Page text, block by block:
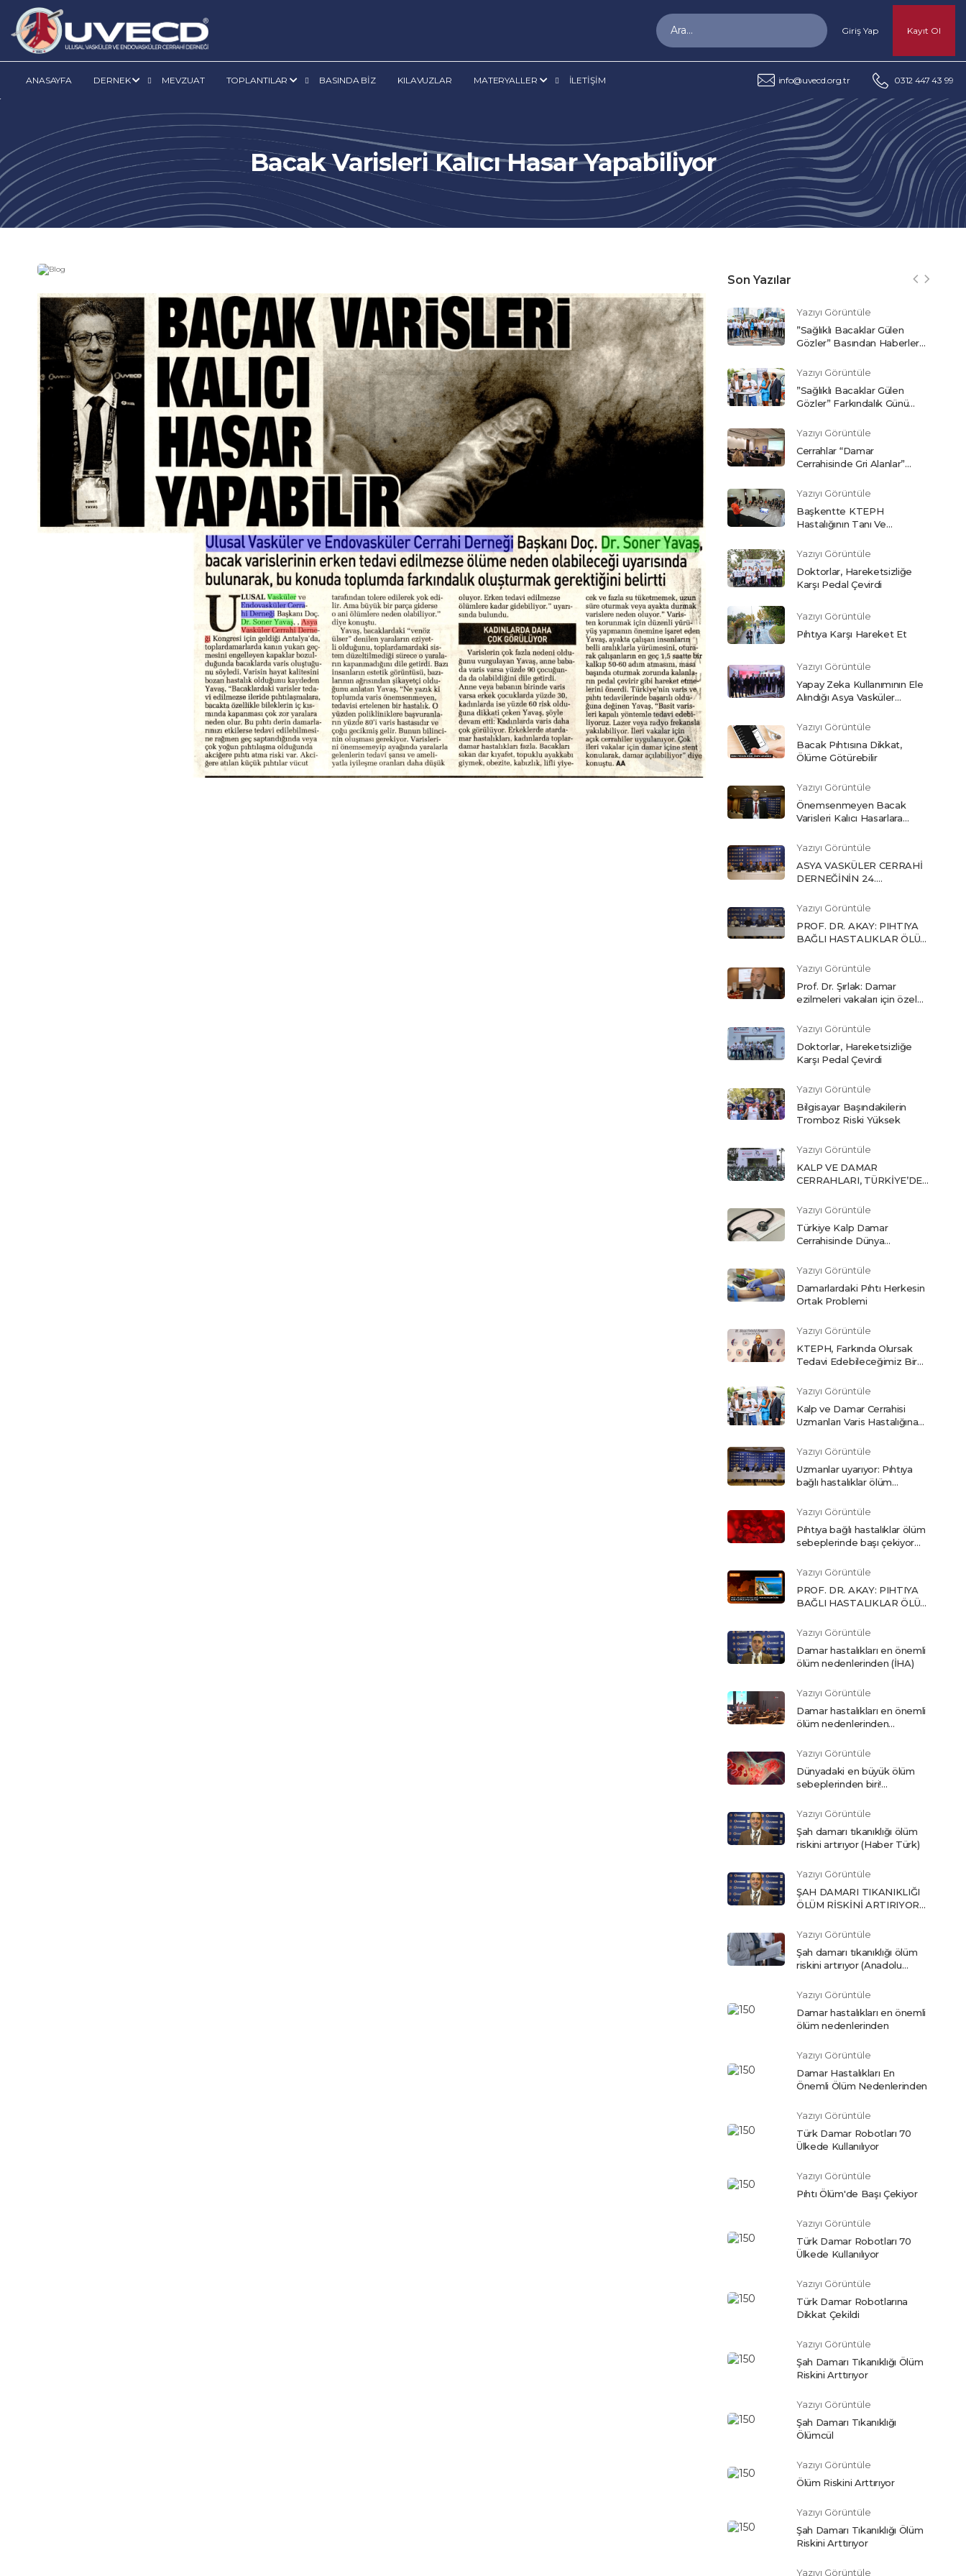
Giriş Yap Kayıt Ol
ANASAYFA DERNEK MEVZUAT TOPLANTILAR BASINDA BİZ KILAVUZLAR MATERYALLER İLETİŞİM info@uvecd.org.tr 0312 447 43 99
Bacak Varisleri Kalıcı Hasar Yapabiliyor
Son Yazılar
Yazıyı Görüntüle
”Sağlıklı Bacaklar Gülen
Gözler” Basından Haberler…
Yazıyı Görüntüle
”Sağlıklı Bacaklar Gülen
Gözler” Farkındalık Günü
Yazıyı Görüntüle
Cerrahlar “Damar
Cerrahisinde Gri Alanlar”
Yazıyı Görüntüle
Başkentte KTEPH
Hastalığının Tanı Ve
Gelişmeler Ele Alındı
Yazıyı Görüntüle
Doktorlar, Hareketsizliğe
Karşı Pedal Çevirdi
Yazıyı Görüntüle
Pıhtıya Karşı Hareket Et
Yazıyı Görüntüle
Yapay Zeka Kullanımının Ele
Alındığı Asya Vasküler
Sürüyor
Yazıyı Görüntüle
Bacak Pıhtısına Dikkat,
Ölüme Götürebilir
Yazıyı Görüntüle
Önemsenmeyen Bacak
Varisleri Kalıcı Hasarlara
Yazıyı Görüntüle
ASYA VASKÜLER CERRAHİ
DERNEĞİNİN 24.
BAŞLADI
Yazıyı Görüntüle
PROF. DR. AKAY: PIHTIYA
BAĞLI HASTALIKLAR ÖLÜM
ÇEKİYOR
Yazıyı Görüntüle
Prof. Dr. Şırlak: Damar
ezilmeleri vakaları için özel
Yazıyı Görüntüle
Doktorlar, Hareketsizliğe
Karşı Pedal Çevirdi
Yazıyı Görüntüle
Bilgisayar Başındakilerin
Tromboz Riski Yüksek
Yazıyı Görüntüle
KALP VE DAMAR
CERRAHLARI, TÜRKİYE’DE
HAYATINA MAL OLAN
‘PIHTI’YA KARŞI PEDAL
ÇEVİRDİ
Yazıyı Görüntüle
Türkiye Kalp Damar
Cerrahisinde Dünya
Yazıyı Görüntüle
Damarlardaki Pıhtı Herkesin
Ortak Problemi
Yazıyı Görüntüle
KTEPH, Farkında Olursak
Tedavi Edebileceğimiz Bir
Yazıyı Görüntüle
Kalp ve Damar Cerrahisi
Uzmanları Varis Hastalığına
Yazıyı Görüntüle
Uzmanlar uyarıyor: Pıhtıya
bağlı hastalıklar ölüm
(CNN Türk)
Yazıyı Görüntüle
Pıhtıya bağlı hastalıklar ölüm
sebeplerinde başı çekiyor
Yazıyı Görüntüle
PROF. DR. AKAY: PIHTIYA
BAĞLI HASTALIKLAR ÖLÜM
ÇEKİYOR (Son Dakika)
Yazıyı Görüntüle
Damar hastalıkları en önemli
ölüm nedenlerinden (İHA)
Yazıyı Görüntüle
Damar hastalıkları en önemli
ölüm nedenlerinden
Yazıyı Görüntüle
Dünyadaki en büyük ölüm
sebeplerinden biri!
Yazıyı Görüntüle
Şah damarı tıkanıklığı ölüm
riskini artırıyor (Haber Türk)
Yazıyı Görüntüle
ŞAH DAMARI TIKANIKLIĞI
ÖLÜM RİSKİNİ ARTIRIYOR
Yazıyı Görüntüle
Şah damarı tıkanıklığı ölüm
riskini artırıyor (Anadolu
Yazıyı Görüntüle
Damar hastalıkları en önemli
ölüm nedenlerinden
Yazıyı Görüntüle
Damar Hastalıkları En
Önemli Ölüm Nedenlerinden
Yazıyı Görüntüle
Türk Damar Robotları 70
Ülkede Kullanılıyor
Yazıyı Görüntüle
Pıhtı Ölüm'de Başı Çekiyor
Yazıyı Görüntüle
Türk Damar Robotları 70
Ülkede Kullanılıyor
Yazıyı Görüntüle
Türk Damar Robotlarına
Dikkat Çekildi
Yazıyı Görüntüle
Şah Damarı Tıkanıklığı Ölüm
Riskini Arttırıyor
Yazıyı Görüntüle
Şah Damarı Tıkanıklığı
Ölümcül
Yazıyı Görüntüle
Ölüm Riskini Arttırıyor
Yazıyı Görüntüle
Şah Damarı Tıkanıklığı Ölüm
Riskini Arttırıyor
Yazıyı Görüntüle